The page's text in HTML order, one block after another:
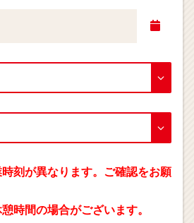
刻が異なります。ご確認をお願
時間の場合がございます。